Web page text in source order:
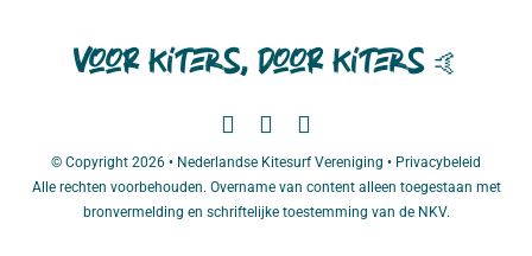
Voor kiters, door kiters🤙
© Copyright 2026 • Nederlandse Kitesurf Vereniging • Privacybeleid
Alle rechten voorbehouden. Overname van content alleen toegestaan met
bronvermelding en schriftelijke toestemming van de NKV.